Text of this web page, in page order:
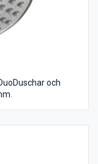
och